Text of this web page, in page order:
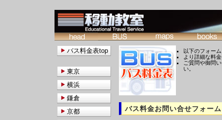
以下のフォー
より詳細な料
ご質問や御問
い。
バス料金お問い合せフォーム
バス料金表top
東京
横浜
鎌倉
京都